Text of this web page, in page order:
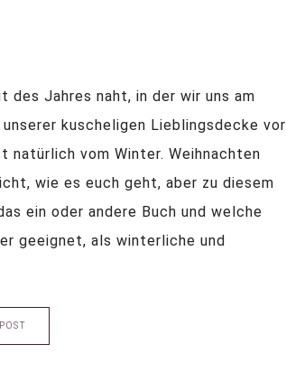
Jahres naht, in der wir uns am
kuscheligen Lieblingsdecke vor
natürlich vom Winter. Weihnachten
wie es euch geht, aber zu diesem
ein oder andere Buch und welche
geeignet, als winterliche und